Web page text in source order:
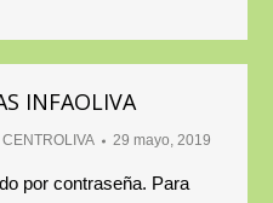
INFAOLIVA
CENTROLIVA 29 mayo, 2019
por contraseña. Para